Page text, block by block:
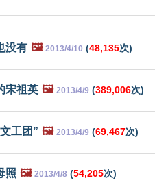
没有 🖼️ 2013/4/10 (48,135次)
宋祖英 🖼️ 2013/4/9 (389,006次)
工团” 🖼️ 2013/4/9 (69,467次)
照 🖼️ 2013/4/8 (54,205次)